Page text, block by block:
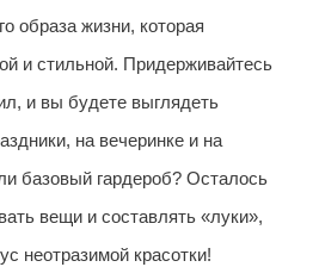
образа жизни, которая
и стильной. Придерживайтесь
и вы будете выглядеть
на вечеринке и на
базовый гардероб? Осталось
вещи и составлять «луки»,
неотразимой красотки!